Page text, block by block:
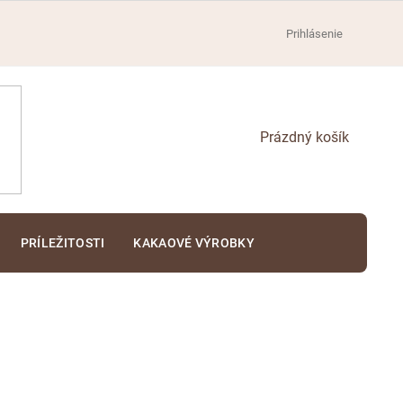
Prihlásenie
NÁKUPNÝ
PRÍLEŽITOSTI KAKAOVÉ VÝROBKY